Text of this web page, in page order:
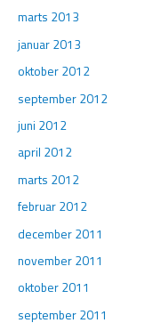
marts 2013
januar 2013
oktober 2012
september 2012
juni 2012
april 2012
marts 2012
februar 2012
december 2011
november 2011
oktober 2011
september 2011